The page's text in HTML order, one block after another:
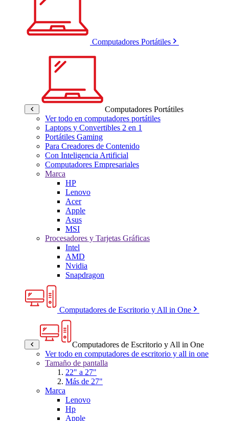
Computadores Portátiles
Computadores Portátiles
Ver todo en computadores portátiles
Laptops y Convertibles 2 en 1
Portátiles Gaming
Para Creadores de Contenido
Con Inteligencia Artificial
Computadores Empresariales
Marca
HP
Lenovo
Acer
Apple
Asus
MSI
Procesadores y Tarjetas Gráficas
Intel
AMD
Nvidia
Snapdragon
Computadores de Escritorio y All in One
Computadores de Escritorio y All in One
Ver todo en computadores de escritorio y all in one
Tamaño de pantalla
22" a 27"
Más de 27"
Marca
Lenovo
Hp
Apple